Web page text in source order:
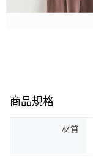
商品規格
材質